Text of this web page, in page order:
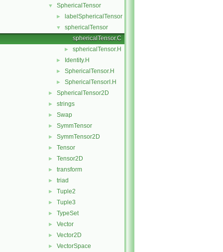
▼ SphericalTensor
► labelSphericalTensor
▼
sphericalTensor
sphericalTensor.C
► sphericalTensor.H
► Identity.H
► SphericalTensor.H
► SphericalTensorI.H
► SphericalTensor2D
► strings
► Swap
► SymmTensor
► SymmTensor2D
► Tensor
► Tensor2D
► transform
► triad
► Tuple2
► Tuple3
► TypeSet
► Vector
► Vector2D
► VectorSpace